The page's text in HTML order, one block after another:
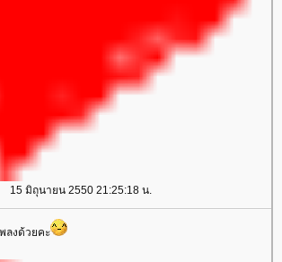
15 มิถุนายน 2550 21:25:18 น.
ลงด้วยคะ